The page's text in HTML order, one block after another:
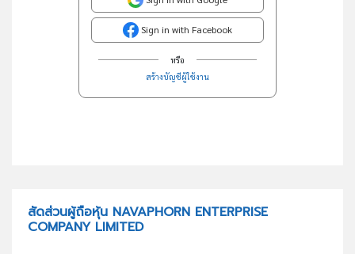
Sign in with Facebook
หรือ
สร้างบัญชีผู้ใช้งาน
สัดส่วนผู้ถือหุ้น NAVAPHORN ENTERPRISE
COMPANY LIMITED